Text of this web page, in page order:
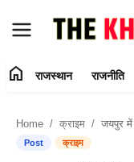
Contact Us
home राजस्थान राजनीति
Home क्राइम जयपुर में विदेशी महिला
Post क्राइम